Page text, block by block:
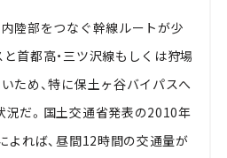
陸部をつなぐ幹線ルートが少
首都高・三ツ沢線もしくは狩場
ため、特に保土ヶ谷バイパスへ
況だ。国土交通省発表の2010年
よれば、昼間12時間の交通量が